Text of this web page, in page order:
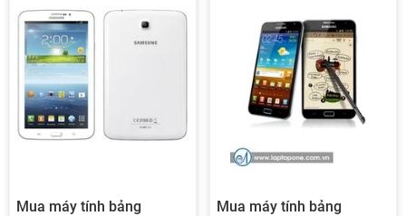
Mua máy tính bảng
Mua máy tính bảng